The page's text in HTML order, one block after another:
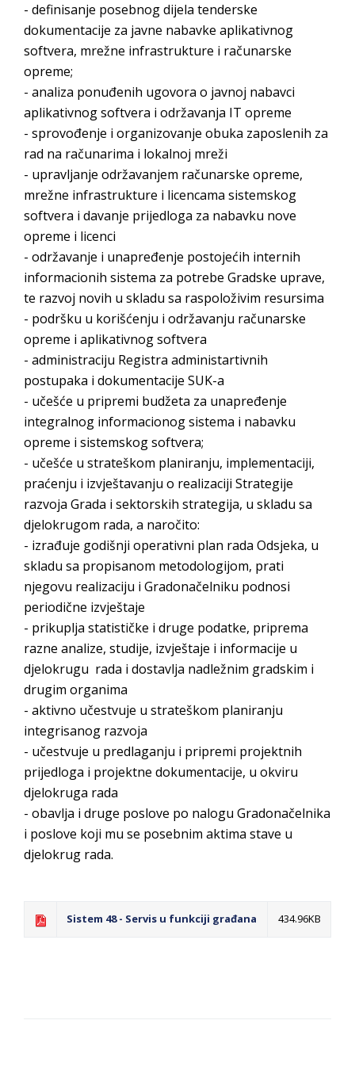
- definisanje posebnog dijela tenderske
dokumentacije za javne nabavke aplikativnog
softvera, mrežne infrastrukture i računarske
opreme;
- analiza ponuđenih ugovora o javnoj nabavci
aplikativnog softvera i održavanja IT opreme
- sprovođenje i organizovanje obuka zaposlenih za
rad na računarima i lokalnoj mreži
- upravljanje održavanjem računarske opreme,
mrežne infrastrukture i licencama sistemskog
softvera i davanje prijedloga za nabavku nove
opreme i licenci
- održavanje i unapređenje postojećih internih
informacionih sistema za potrebe Gradske uprave,
te razvoj novih u skladu sa raspoloživim resursima
- podršku u korišćenju i održavanju računarske
opreme i aplikativnog softvera
- administraciju Registra administartivnih
postupaka i dokumentacije SUK-a
- učešće u pripremi budžeta za unapređenje
integralnog informacionog sistema i nabavku
opreme i sistemskog softvera;
- učešće u strateškom planiranju, implementaciji,
praćenju i izvještavanju o realizaciji Strategije
razvoja Grada i sektorskih strategija, u skladu sa
djelokrugom rada, a naročito:
- izrađuje godišnji operativni plan rada Odsjeka, u
skladu sa propisanom metodologijom, prati
njegovu realizaciju i Gradonačelniku podnosi
periodične izvještaje
- prikuplja statističke i druge podatke, priprema
razne analize, studije, izvještaje i informacije u
djelokrugu rada i dostavlja nadležnim gradskim i
drugim organima
- aktivno učestvuje u strateškom planiranju
integrisanog razvoja
- učestvuje u predlaganju i pripremi projektnih
prijedloga i projektne dokumentacije, u okviru
djelokruga rada
- obavlja i druge poslove po nalogu Gradonačelnika
i poslove koji mu se posebnim aktima stave u
djelokrug rada.
Sistem 48 - Servis u funkciji građana 434.96KB